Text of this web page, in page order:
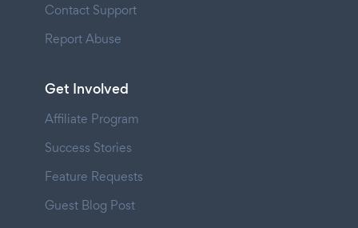
Contact Support
Report Abuse
Get Involved
Affiliate Program
Success Stories
Feature Requests
Guest Blog Post